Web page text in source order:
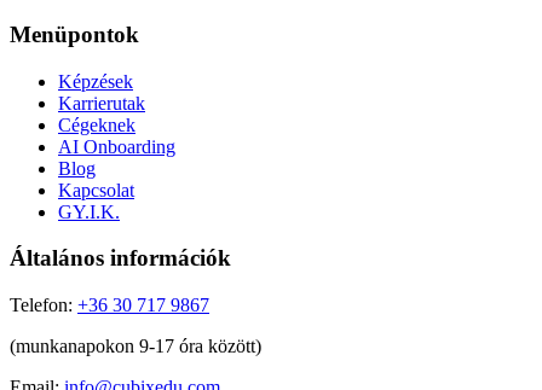
Menüpontok
Képzések
Karrierutak
Cégeknek
AI Onboarding
Blog
Kapcsolat
GY.I.K.
Általános információk
Telefon: +36 30 717 9867
(munkanapokon 9-17 óra között)